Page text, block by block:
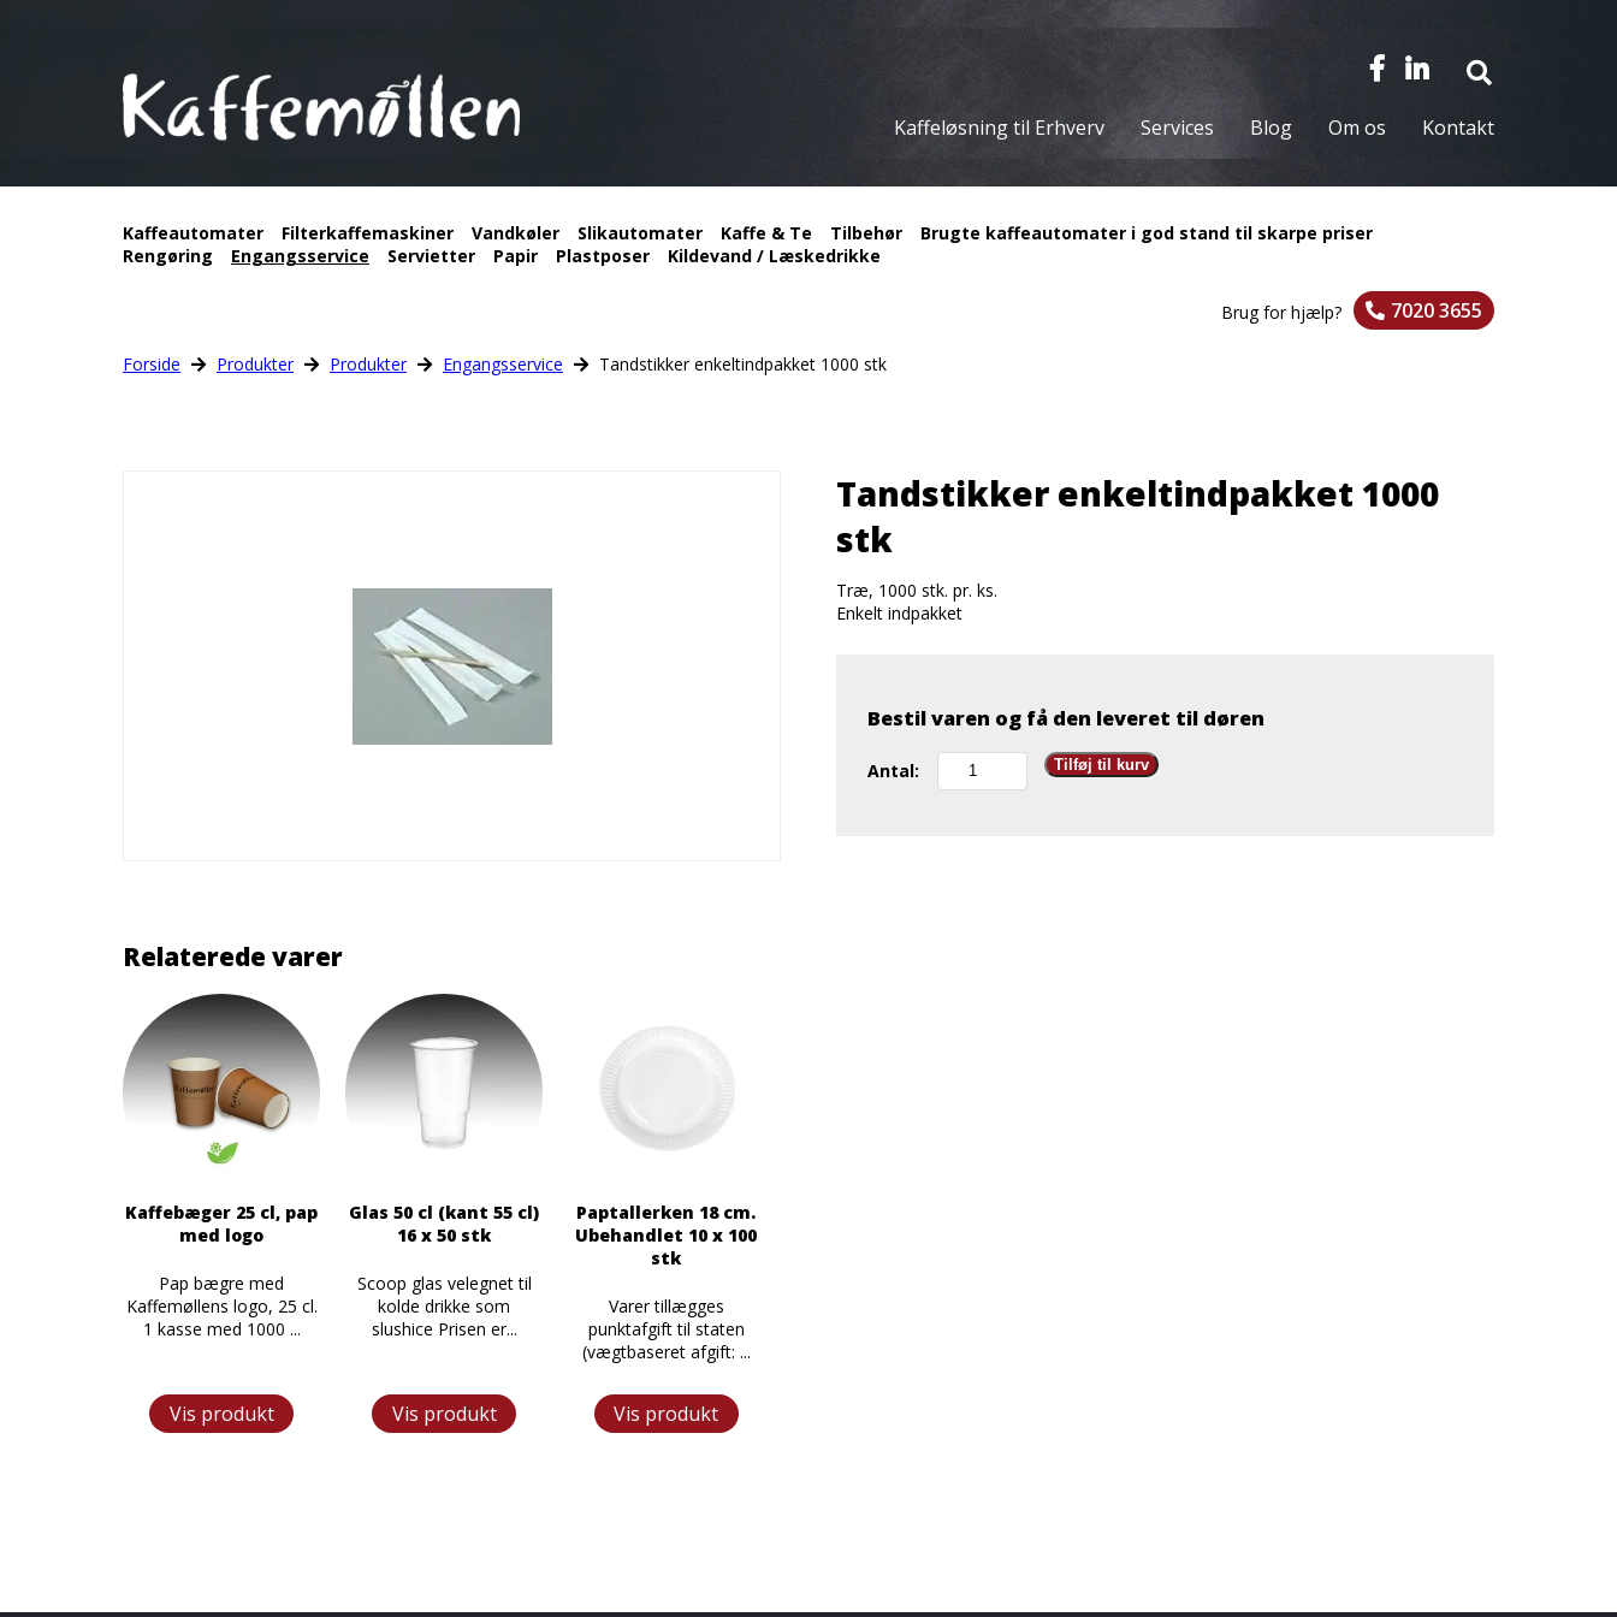
Kaffeløsning til Erhverv Services Blog Om os Kontakt
Kaffeautomater Filterkaffemaskiner Vandkøler Slikautomater Kaffe & Te Tilbehør
Brugte kaffeautomater i god stand til skarpe priser
Rengøring
Engangsservice Servietter Papir Plastposer Kildevand / Læskedrikke
Brug for hjælp? 7020 3655
Forside Produkter Produkter Engangsservice Tandstikker enkeltindpakket 1000 stk
Tandstikker enkeltindpakket 1000
stk
Træ, 1000 stk. pr. ks.
Enkelt indpakket
Bestil varen og få den leveret til døren
Antal:
Tandstikker
enkeltindpakket
Tilføj til kurv
Relaterede varer
Kaffebæger 25 cl, pap
med logo
Pap bægre med
Kaffemøllens logo, 25 cl.
1 kasse med 1000 ...
Vis produkt
Glas 50 cl (kant 55 cl)
16 x 50 stk
Scoop glas velegnet til
kolde drikke som
slushice Prisen er...
Vis produkt
Paptallerken 18 cm.
Ubehandlet 10 x 100
stk
Varer tillægges
punktafgift til staten
(vægtbaseret afgift: ...
Vis produkt